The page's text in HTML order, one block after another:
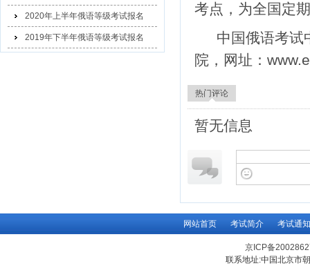
2020年上半年俄语等级考试报名
2019年下半年俄语等级考试报名
考点，为全国定
中国俄语考试
院，网址：
热门评论
暂无信息
网站首页 考试简介 考试通知
京ICP备
联系地址:中国北京市